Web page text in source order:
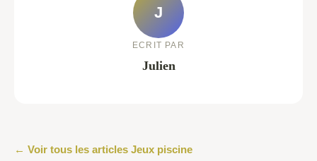
J
ECRIT PAR
Julien
← Voir tous les articles Jeux piscine